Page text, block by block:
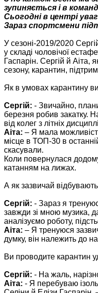
зупиняється і в
Сьогодні в центрі
Зараз спортсмени
У сезоні-2019/2020
у складі чоловічої
Гаспарін. Сергій й
сезону, карантин,
Як в умовах карантину
Сергій: - Звичайно,
березня робив закатку.
від колег з літніх
Аіта: – Я мала
місце в ТОП-30 в
скасували.
Коли повернулася
катанням на лижах.
А як зазвичай
Сергій: - Зараз я
завжди зі мною музика,
аналізуємо роботу,
Аіта: – Я тренуюся
думку, він належить до
Ви проводите карантин
Сергій: - На жаль,
Аіта: - Я перебуваю